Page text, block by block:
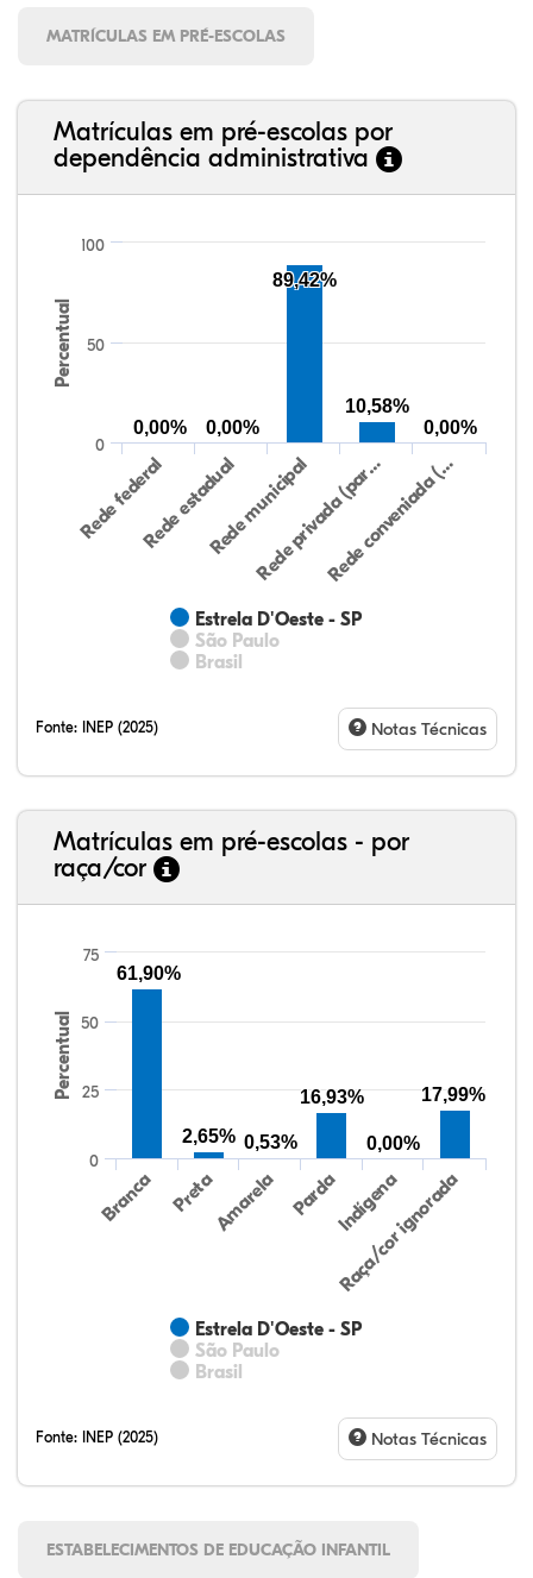
MATRÍCULAS EM PRÉ-ESCOLAS
Matrículas em pré-escolas por
dependência administrativa
Percentual
Estrela D'Oeste - SP
São Paulo
Brasil
Rede federalRede estadualRede municipal
Rede privada (par…Rede conveniada (…
0
50
100
0,00% 0,00%
89,42%
10,58%
0,00%
Fonte: INEP (2025) Notas Técnicas
Matrículas em pré-escolas - por
raça/cor
Percentual
Estrela D'Oeste - SP
São Paulo
Brasil
Branca PretaAmarela PardaIndígena
Raça/cor ignorada
0
25
50
75
61,90%
2,65% 0,53%
16,93%
0,00%
17,99%
Fonte: INEP (2025) Notas Técnicas
ESTABELECIMENTOS DE EDUCAÇÃO INFANTIL